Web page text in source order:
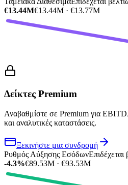
€13.44M€13.44M · €13.77M
Δείκτες Premium
Αναβαθμίστε σε Premium για
και αναλυτικές καταστάσεις.
Ξεκινήστε μια συνδρομή
Ρυθμός Αύξησης ΕσόδωνΕπιδέχεται
-4.3%€89.53M · €93.53M